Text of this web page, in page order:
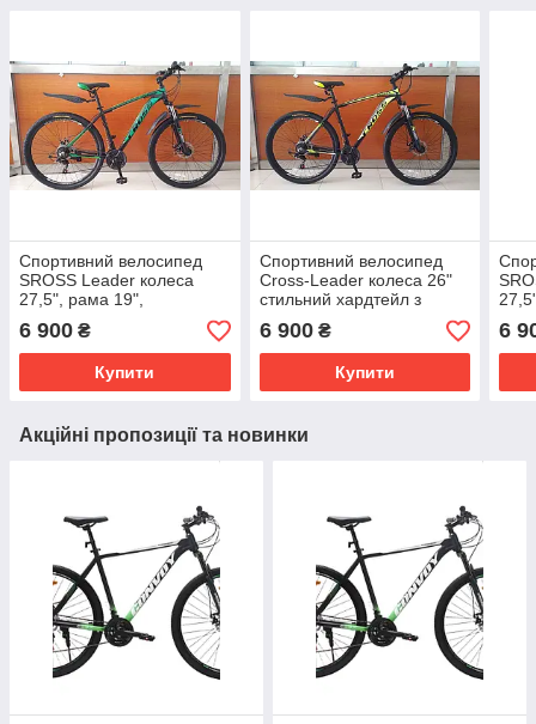
Спортивний велосипед
SROSS Leader колеса
27,5", рама 19",
алюмінієва,
амортизаційна вилка,
дискові гальма
6 900 ₴
Купити
Спортивний велосипед
Cross-Leader колеса 26"
стильний хардтейл з
алюмінієвою рамою 21
швидкість дискові гальма
6 900₴
Купити
6
Акційні пропозиції та новинки